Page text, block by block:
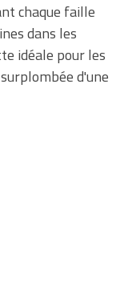
chaque faille
dans les
idéale pour les
d'une